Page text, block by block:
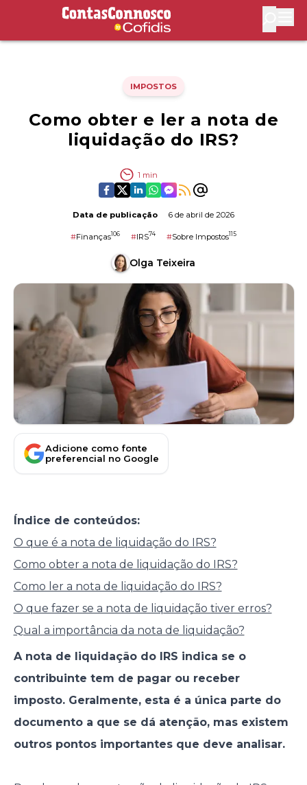
Contas Connosco by Cofidis
IMPOSTOS
Como obter e ler a nota de
liquidação do IRS?
1 min
Data de publicação 6 de abril de 2026
#Finanças106 #IRS74 #Sobre Impostos115
Olga Teixeira
Adicione como fonte
preferencial no Google
Índice de conteúdos:
O que é a nota de liquidação do IRS?
Como obter a nota de liquidação do IRS?
Como ler a nota de liquidação do IRS?
O que fazer se a nota de liquidação tiver erros?
Qual a importância da nota de liquidação?
A nota de liquidação do IRS indica se o
contribuinte tem de pagar ou receber
imposto. Geralmente, esta é a única parte do
documento a que se dá atenção, mas existem
outros pontos importantes que deve analisar.